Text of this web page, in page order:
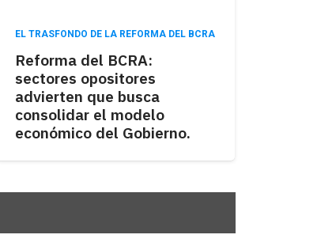
EL TRASFONDO DE LA REFORMA DEL BCRA
Reforma del BCRA:
sectores opositores
advierten que busca
consolidar el modelo
económico del Gobierno.